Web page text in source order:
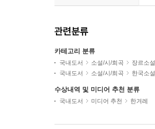
관련분류
카테고리 분류
국내도서 소설/시/희곡 장르소설
국내도서
소설/시/희곡 한국소설
수상내역 및 미디어 추천 분류
국내도서 미디어 추천 한겨레